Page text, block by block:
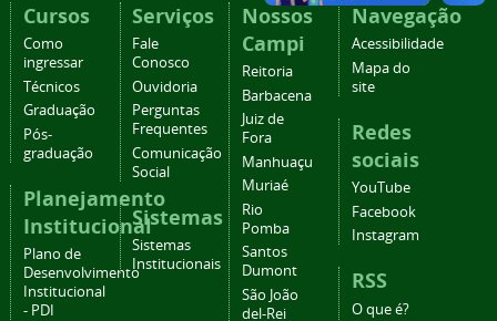
Cursos
Como
ingressar
Técnicos
Graduação
Pós-
graduação
Planejamento
Institucional
Plano de
Desenvolvimento
Institucional
- PDI
Serviços
Fale
Conosco
Ouvidoria
Perguntas
Frequentes
Comunicação
Social
Sistemas
Sistemas
Institucionais
Nossos
Campi
Reitoria
Barbacena
Juiz de
Fora
Manhuaçu
Muriaé
Rio
Pomba
Santos
Dumont
São João
del-Rei
Navegação
Acessibilidade
Mapa do
site
Redes
sociais
YouTube
Facebook
Instagram
RSS
O que é?